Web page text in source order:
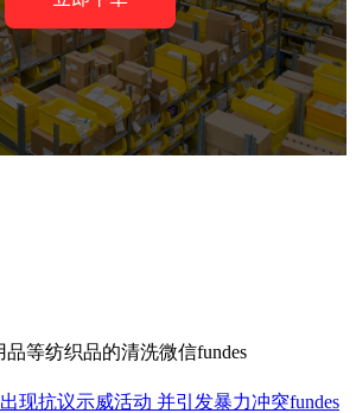
等纺织品的清洗微信fundes
现抗议示威活动 并引发暴力冲突fundes